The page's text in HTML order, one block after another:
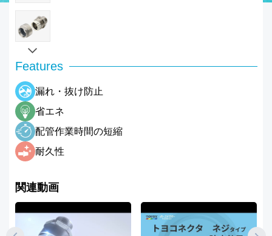
Features
漏れ・抜け防止
省エネ
配管作業時間の短縮
耐久性
関連動画